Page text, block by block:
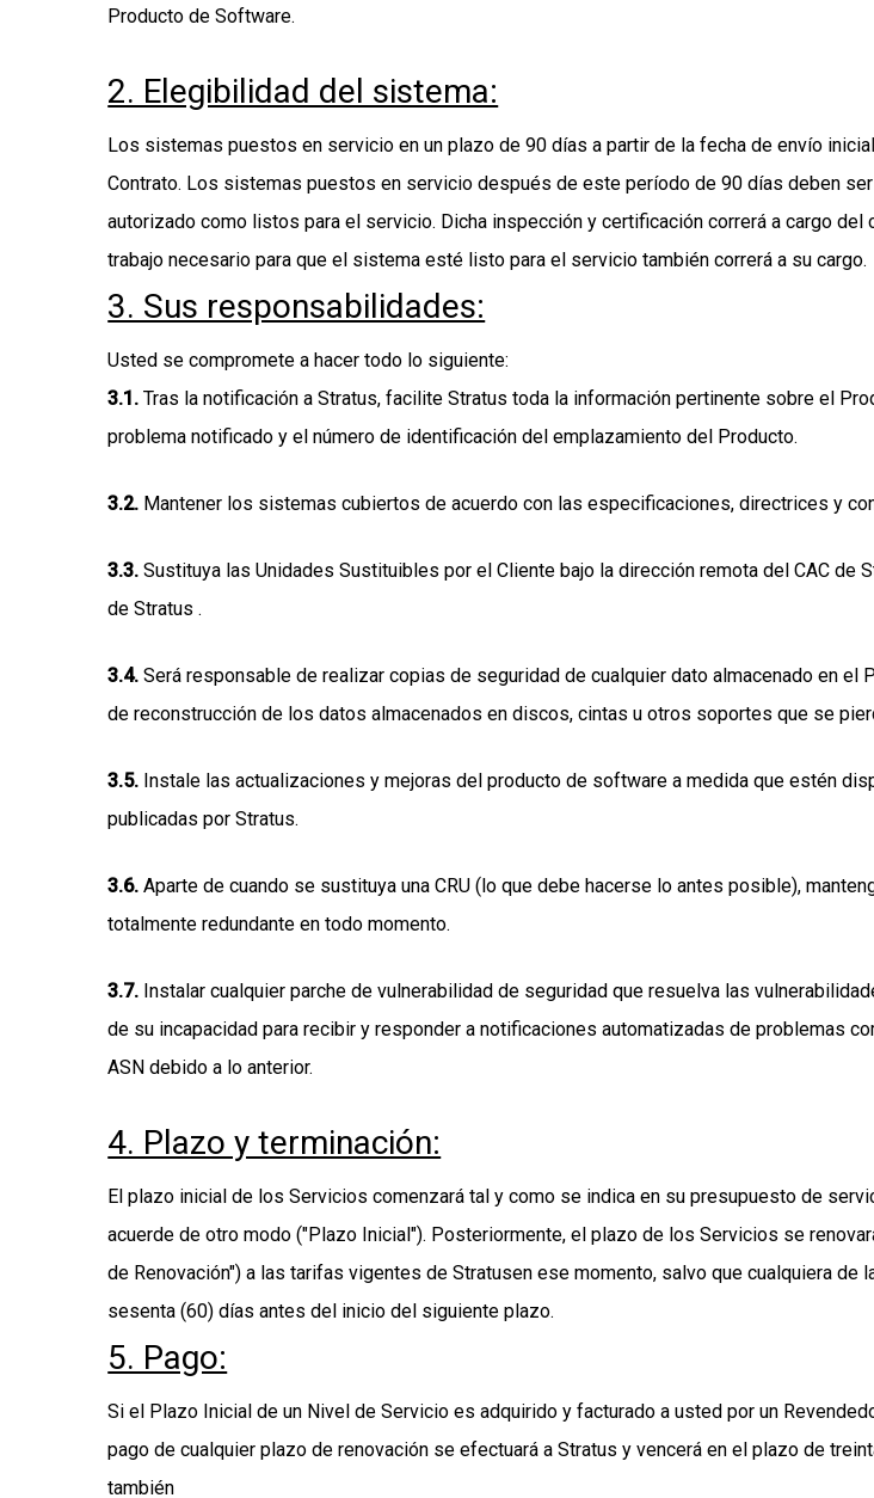
Producto de Software.
2. Elegibilidad del sistema:
Los sistemas puestos en servicio en un plazo de 90 días a partir de la fecha de envío
Contrato. Los sistemas puestos en servicio después de este período de 90 días deben
autorizado como listos para el servicio. Dicha inspección y certificación correrá a cargo
trabajo necesario para que el sistema esté listo para el servicio también correrá a su cargo.
3. Sus responsabilidades:
Usted se compromete a hacer todo lo siguiente:
3.1. Tras la notificación a Stratus, facilite Stratus toda la información pertinente sobre el
problema notificado y el número de identificación del emplazamiento del Producto.
3.2. Mantener los sistemas cubiertos de acuerdo con las especificaciones, directrices y
3.3. Sustituya las Unidades Sustituibles por el Cliente bajo la dirección remota del CAC
de Stratus .
3.4. Será responsable de realizar copias de seguridad de cualquier dato almacenado en
de reconstrucción de los datos almacenados en discos, cintas u otros soportes que se
3.5. Instale las actualizaciones y mejoras del producto de software a medida que estén
publicadas por Stratus.
3.6. Aparte de cuando se sustituya una CRU (lo que debe hacerse lo antes posible),
totalmente redundante en todo momento.
3.7. Instalar cualquier parche de vulnerabilidad de seguridad que resuelva las
de su incapacidad para recibir y responder a notificaciones automatizadas de problemas
ASN debido a lo anterior.
4. Plazo y terminación:
El plazo inicial de los Servicios comenzará tal y como se indica en su presupuesto de
acuerde de otro modo ("Plazo Inicial"). Posteriormente, el plazo de los Servicios se
de Renovación") a las tarifas vigentes de Stratusen ese momento, salvo que cualquiera
sesenta (60) días antes del inicio del siguiente plazo.
5. Pago:
Si el Plazo Inicial de un Nivel de Servicio es adquirido y facturado a usted por un
pago de cualquier plazo de renovación se efectuará a Stratus y vencerá en el plazo de
también